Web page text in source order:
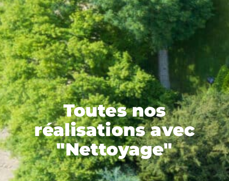
Toutes nos
réalisations avec
"Nettoyage"